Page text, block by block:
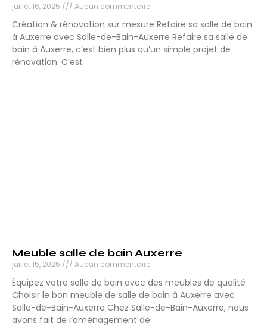
juillet 16, 2025 Aucun commentaire
Création & rénovation sur mesure Refaire sa salle de bain
à Auxerre avec Salle-de-Bain-Auxerre Refaire sa salle de
bain à Auxerre, c’est bien plus qu’un simple projet de
rénovation. C’est
Meuble salle de bain Auxerre
juillet 15, 2025 Aucun commentaire
Équipez votre salle de bain avec des meubles de qualité
Choisir le bon meuble de salle de bain à Auxerre avec
Salle-de-Bain-Auxerre Chez Salle-de-Bain-Auxerre, nous
avons fait de l’aménagement de